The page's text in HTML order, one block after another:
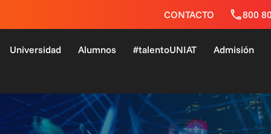
CONTACTO 800
Universidad Alumnos #talentoUNIAT Admisión